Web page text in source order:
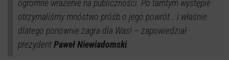
ogromne wrażenie na publiczności. Po tamtym występie
otrzymaliśmy mnóstwo próśb o jego powrót… i właśnie
dlatego ponownie zagra dla Was! – zapowiedział
prezydentPaweł Niewiadomski.